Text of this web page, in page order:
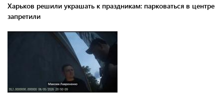
Харьков решили украшать к праздникам: парковаться в центре
запретили